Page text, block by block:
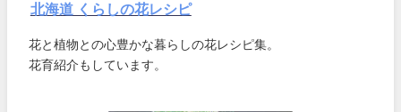
北海道 くらしの花レシピ
花と植物との心豊かな暮らしの花レシピ集。
花育紹介もしています。